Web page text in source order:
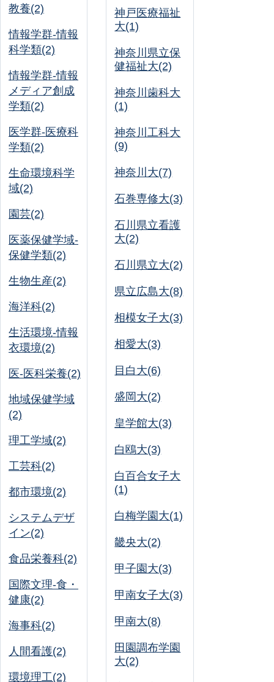
教養(2)
情報学群-情報
科学類(2)
情報学群-情報
メディア創成
学類(2)
医学群-医療科
学類(2)
生命環境科学
域(2)
園芸(2)
医薬保健学域-
保健学類(2)
生物生産(2)
海洋科(2)
生活環境-情報
衣環境(2)
医-医科栄養(2)
地域保健学域
(2)
理工学域(2)
工芸科(2)
都市環境(2)
システムデザ
イン(2)
食品栄養科(2)
国際文理-食・
健康(2)
海事科(2)
人間看護(2)
環境理工(2)
神戸医療福祉
大(1)
神奈川県立保
健福祉大(2)
神奈川歯科大
(1)
神奈川工科大
(9)
神奈川大(7)
石巻専修大(3)
石川県立看護
大(2)
石川県立大(2)
県立広島大(8)
相模女子大(3)
相愛大(3)
目白大(6)
盛岡大(2)
皇学館大(3)
白鴎大(3)
白百合女子大
(1)
白梅学園大(1)
畿央大(2)
甲子園大(3)
甲南女子大(3)
甲南大(8)
田園調布学園
大(2)